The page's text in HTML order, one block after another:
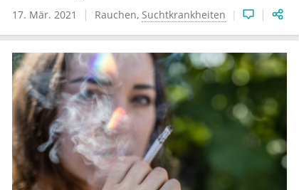
17. Mär. 2021 Rauchen Suchtkrankheiten